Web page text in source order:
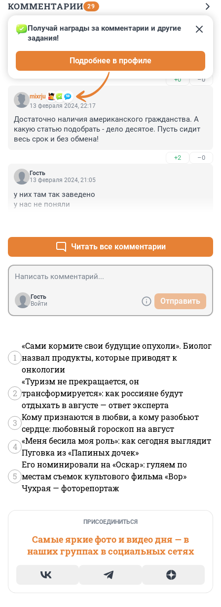
КОММЕНТАРИИ 29
Гость
13 февраля 2024, 23:06
что такое "иные действия сексуального характера"?
поцелуй в пузико сюда относится? )
+0 –0
mixrju
Получай награды за комментарии и другие
задания!
Подробнее в профиле
13 февраля 2024, 22:17
Достаточно наличия американского гражданства. А
какую статью подобрать - дело десятое. Пусть сидит
весь срок и без обмена!
+2 –0
Гость
13 февраля 2024, 21:05
у них там так заведено
у нас не поняли
Читать все комментарии
Гость
Войти
Отправить
1
«Сами кормите свои будущие опухоли». Биолог
назвал продукты, которые приводят к
онкологии
2
«Туризм не прекращается, он
трансформируется»: как россияне будут
отдыхать в августе — ответ эксперта
3
Кому признаются в любви, а кому разобьют
сердце: любовный гороскоп на август
4
«Меня бесила моя роль»: как сегодня выглядит
Пуговка из «Папиных дочек»
5
Его номинировали на «Оскар»: гуляем по
местам съемок культового фильма «Вор»
Чухрая — фоторепортаж
ПРИСОЕДИНИТЬСЯ
Самые яркие фото и видео дня — в
наших группах в социальных сетях